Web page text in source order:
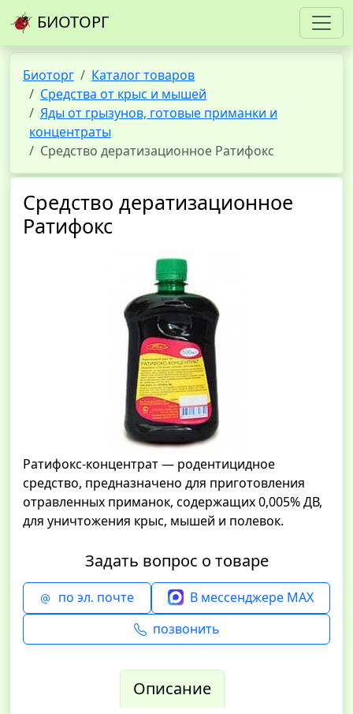
БИОТОРГ
Биоторг
Каталог товаров
Средства от крыс и мышей
Яды от грызунов, готовые приманки и
концентраты
Средство дератизационное Ратифокс
Средство дератизационное
Ратифокс
Ратифокс-концентрат — родентицидное
средство, предназначено для приготовления
отравленных приманок, содержащих 0,005% ДВ,
для уничтожения крыс, мышей и полевок.
Задать вопрос о товаре
по эл. почте
В мессенджере MAX
позвонить
Описание